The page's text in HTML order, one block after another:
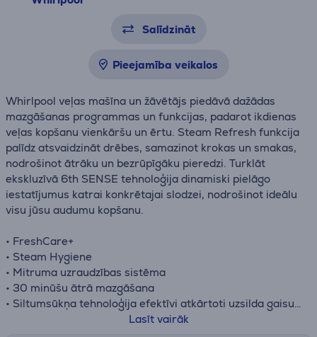
Salīdzināt
Pieejamība veikalos
Whirlpool veļas mašīna un žāvētājs piedāvā dažādas
mazgāšanas programmas un funkcijas, padarot ikdienas
veļas kopšanu vienkāršu un ērtu. Steam Refresh funkcija
palīdz atsvaidzināt drēbes, samazinot krokas un smakas,
nodrošinot ātrāku un bezrūpīgāku pieredzi. Turklāt
ekskluzīvā 6th SENSE tehnoloģija dinamiski pielāgo
iestatījumus katrai konkrētajai slodzei, nodrošinot ideālu
visu jūsu audumu kopšanu.
• FreshCare+
• Steam Hygiene
• Mitruma uzraudzības sistēma
• 30 minūšu ātrā mazgāšana
• Siltumsūkņa tehnoloģija efektīvi atkārtoti uzsilda gaisu
ierīcē, ievērojami samazinot enerģijas patēriņu
Lasīt vairāk